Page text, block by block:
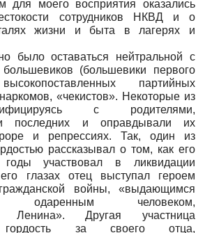
моего восприятия оказались
сотрудников НКВД и о
жизни и быта в лагерях и
было оставаться нейтральной с
(большевики первого
партийных
«чекистов». Некоторые из
с родителями,
последних и оправдывали их
и репрессиях. Так, один из
рассказывал о том, как его
участвовал в ликвидации
глазах отец выступал героем
войны, «выдающимся
одаренным человеком,
Ленина». Другая участница
гордость за своего отца,